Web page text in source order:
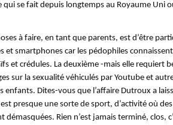
qui se fait depuis longtemps au Royaume Uni
à faire, en tant que parents, est d’être
et smartphones car les pédophiles
et crédules. La deuxième -mais elle requiert
sur la sexualité véhiculés par Youtube et
enfants. Dites-vous que l’affaire Dutroux a
presque une sorte de sport, d’activité où
démasquées. Rien n’est jamais terminé, clos,